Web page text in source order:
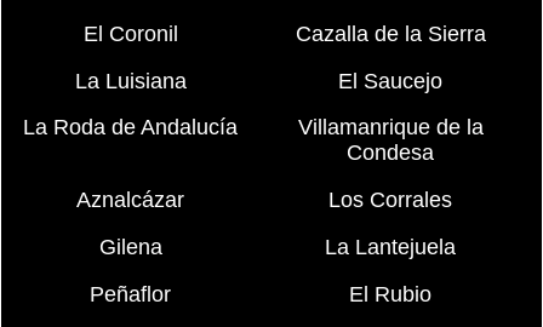
El Coronil
Cazalla de la Sierra
La Luisiana
El Saucejo
La Roda de Andalucía
Villamanrique de la
Condesa
Aznalcázar
Los Corrales
Gilena
La Lantejuela
Peñaflor
El Rubio